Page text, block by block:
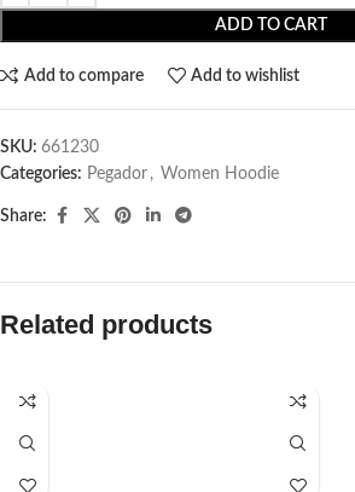
ADD TO CART
Add to compare Add to wishlist
SKU: 661230
Categories: Pegador​ , Women Hoodie
Share:
Related products